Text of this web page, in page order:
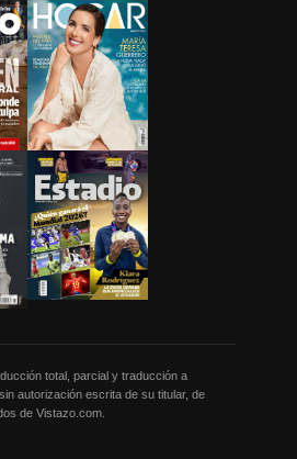
total, parcial y traducción a
autorización escrita de su titular, de
de Vistazo.com.